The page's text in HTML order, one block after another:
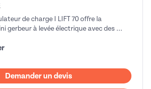
de charge I LIFT 70 offre la
gerbeur à levée électrique avec des ...
Demander un devis